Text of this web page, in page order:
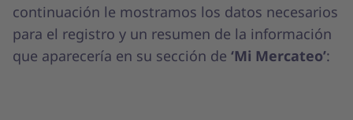
continuación le mostramos los datos necesarios
para el registro y un resumen de la información
que aparecería en su sección de ‘Mi Mercateo’: